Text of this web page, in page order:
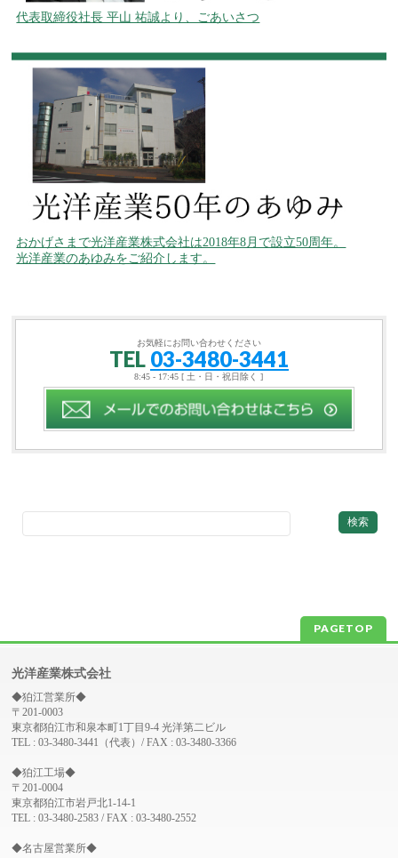
代表取締役社長 平山 祐誠より、ごあいさつ
おかげさまで光洋産業株式会社は2018年8月で設立50周年。
光洋産業のあゆみをご紹介します。
お気軽にお問い合わせください
TEL 03-3480-3441
8:45 - 17:45 [ 土・日・祝日除く ]
PAGETOP
光洋産業株式会社
◆狛江営業所◆
〒201-0003
東京都狛江市和泉本町1丁目9-4 光洋第二ビル
TEL : 03-3480-3441（代表）/ FAX : 03-3480-3366
◆狛江工場◆
〒201-0004
東京都狛江市岩戸北1-14-1
TEL : 03-3480-2583 / FAX : 03-3480-2552
◆名古屋営業所◆